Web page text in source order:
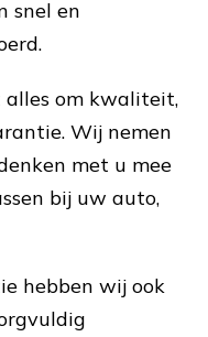
snel en
alles om kwaliteit,
Wij nemen
met u mee
bij uw auto,
hebben wij ook